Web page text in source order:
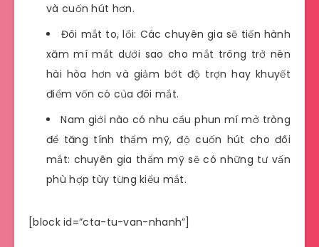
và cuốn hút hơn.
Đôi mắt to, lồi: Các chuyên gia sẽ tiến hành
xăm mí mắt dưới sao cho mắt trông trở nên
hài hòa hơn và giảm bớt độ trợn hay khuyết
điểm vốn có của đôi mắt.
Nam giới nào có nhu cầu phun mí mở tròng
để tăng tính thẩm mỹ, độ cuốn hút cho đôi
mắt: chuyên gia thẩm mỹ sẽ có những tư vấn
phù hợp tùy từng kiểu mắt.
[block id=”cta-tu-van-nhanh”]